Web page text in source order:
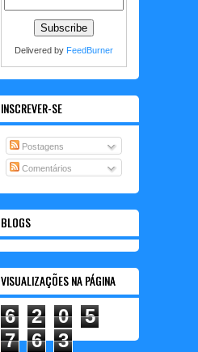
Delivered by FeedBurner
INSCREVER-SE
Postagens
Comentários
BLOGS
VISUALIZAÇÕES NA PÁGINA
6 2 0
5
7
6 3